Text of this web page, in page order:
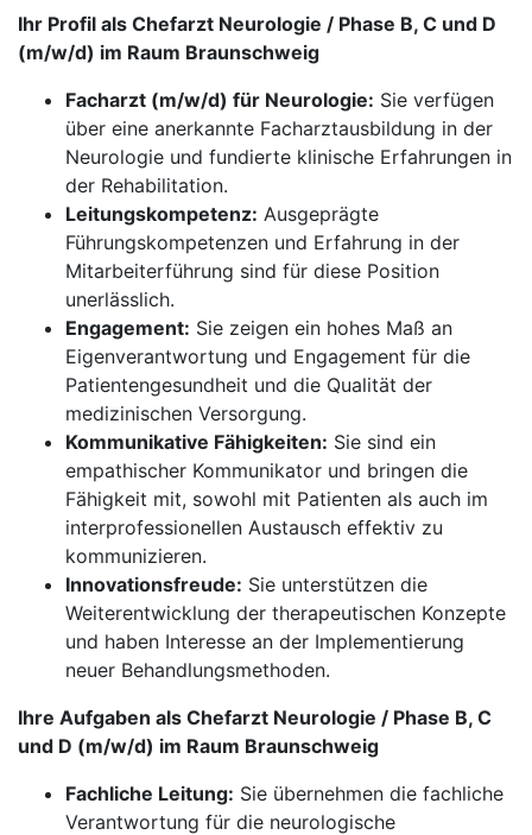
Ihr Profil als Chefarzt Neurologie / Phase B, C und D
(m/w/d) im Raum Braunschweig
Facharzt (m/w/d) für Neurologie: Sie verfügen
über eine anerkannte Facharztausbildung in der
Neurologie und fundierte klinische Erfahrungen in
der Rehabilitation.
Leitungskompetenz: Ausgeprägte
Führungskompetenzen und Erfahrung in der
Mitarbeiterführung sind für diese Position
unerlässlich.
Engagement: Sie zeigen ein hohes Maß an
Eigenverantwortung und Engagement für die
Patientengesundheit und die Qualität der
medizinischen Versorgung.
Kommunikative Fähigkeiten: Sie sind ein
empathischer Kommunikator und bringen die
Fähigkeit mit, sowohl mit Patienten als auch im
interprofessionellen Austausch effektiv zu
kommunizieren.
Innovationsfreude: Sie unterstützen die
Weiterentwicklung der therapeutischen Konzepte
und haben Interesse an der Implementierung
neuer Behandlungsmethoden.
Ihre Aufgaben als Chefarzt Neurologie / Phase B, C
und D (m/w/d) im Raum Braunschweig
Fachliche Leitung: Sie übernehmen die fachliche
Verantwortung für die neurologische